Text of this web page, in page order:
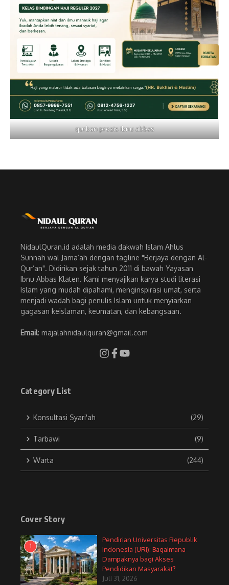
qurban prozis ibnu abbas
NidaulQuran.id adalah media dakwah Islam Ahlus
Sunnah wal Jama’ah dengan tagline "Berjaya dengan Al-
Qur’an". Didirikan sejak tahun 2011 di bawah Yayasan
Ibnu Abbas Klaten. Kami menyajikan karya studi literasi
Islam yang mudah dipahami, menginspirasi umat, serta
menjadi wadah bagi penulis Islam untuk menyiarkan
gagasan keislaman, keumatan, dan kebangsaan.
Email: majalahnidaulquran@gmail.com
Category List
Konsultasi Syari'ah (29)
Tarbawi (9)
Warta (244)
Cover Story
1
Pendirian Universitas Republik
Indonesia (URI): Bagaimana
Dampaknya bagi Akses
Pendidikan Masyarakat?
Juli 31, 2026